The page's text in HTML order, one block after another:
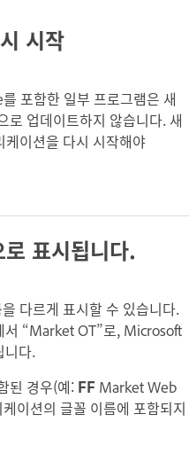
시작
포함한 일부 프로그램은 새
로 업데이트하지 않습니다. 새
이션을 다시 시작해야
표시됩니다.
다르게 표시할 수 있습니다.
“Market OT”로, Microsoft
니다.
된 경우(예: FF Market Web
이션의 글꼴 이름에 포함되지